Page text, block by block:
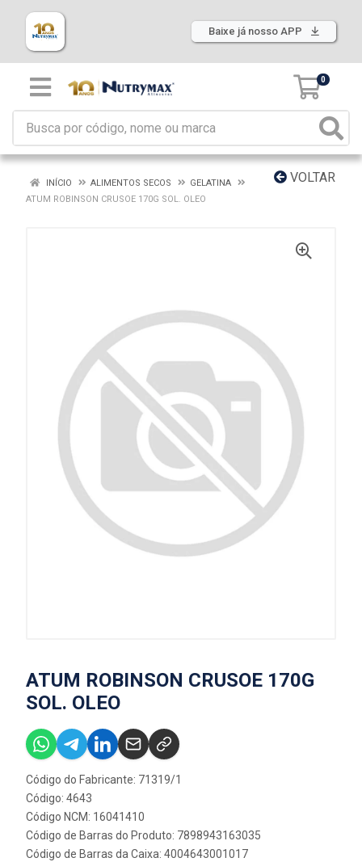
Baixe já nosso APP
0
VOLTAR
INÍCIO ALIMENTOS SECOS
GELATINA
ATUM ROBINSON CRUSOE 170G SOL. OLEO
ATUM ROBINSON CRUSOE 170G
SOL. OLEO
Código do Fabricante: 71319/1
Código: 4643
Código NCM: 16041410
Código de Barras do Produto: 7898943163035
Código de Barras da Caixa: 4004643001017